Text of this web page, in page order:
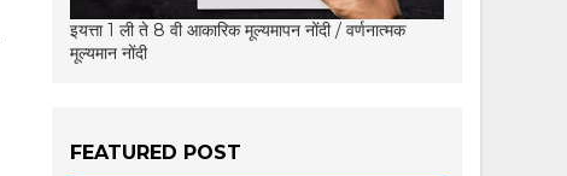
इयत्ता 1 ली ते 8 वी आकारिक मूल्यमापन नोंदी / वर्णनात्मक
मूल्यमान नोंदी
FEATURED POST